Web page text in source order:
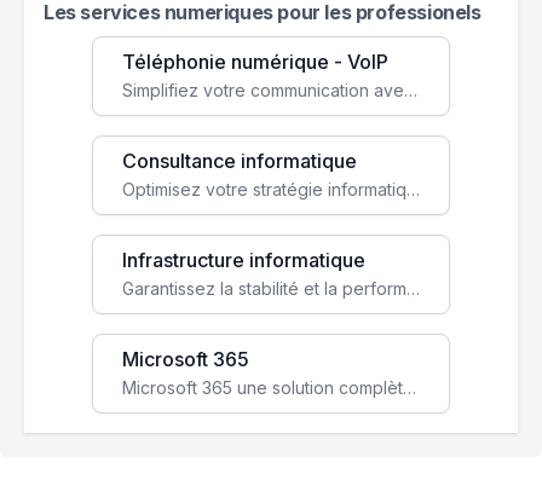
Les services numeriques pour les professionels
Téléphonie numérique - VoIP
Simplifiez votre communication avec une solution VoIP flexible, économique et adaptée à vos besoins professionnels.
Consultance informatique
Optimisez votre stratégie informatique avec l'expertise de nos consultants pour améliorer votre efficacité et sécurité.
Infrastructure informatique
Garantissez la stabilité et la performance de votre entreprise avec une infrastructure IT sécurisée et évolutive.
Microsoft 365
Microsoft 365 une solution complète qui booste votre productivité, renforce la sécurité de vos données et facilite la collaboration.